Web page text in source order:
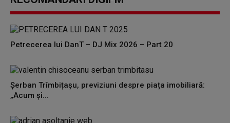
Petrecerea lui DanT – DJ Mix 2026 – Part 20
Șerban Trîmbițașu, previziuni despre piața imobiliară:
„Acum și...